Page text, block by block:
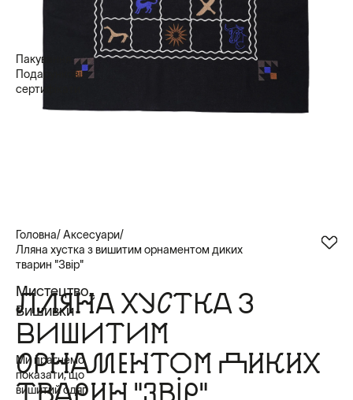
Головна Аксесуари
Лляна хустка з вишитим орнаментом диких
тварин "Звір"
ЛЛЯНА ХУСТКА З
ВИШИТИМ
ОРНАМЕНТОМ ДИКИХ
Пакування
Подарункові
сертифікати
Мистецтво
Вишивки
Ми прагнемо
показати, що
вишитий одяг